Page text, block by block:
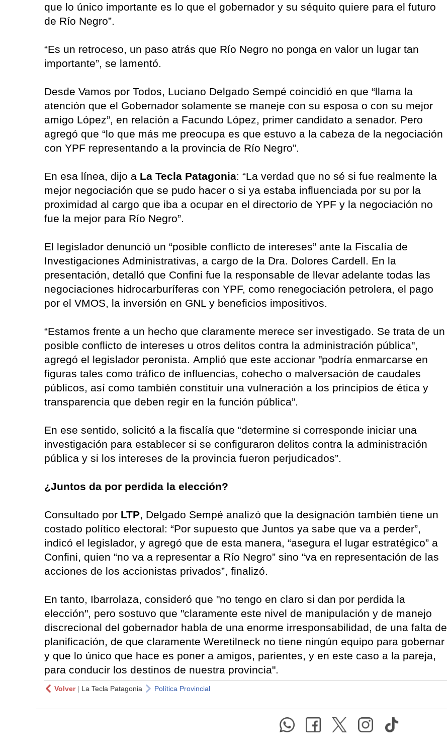
que lo único importante es lo que el gobernador y su séquito quiere para el futuro
de Río Negro”.
“Es un retroceso, un paso atrás que Río Negro no ponga en valor un lugar tan
importante”, se lamentó.
Desde Vamos por Todos, Luciano Delgado Sempé coincidió en que “llama la
atención que el Gobernador solamente se maneje con su esposa o con su mejor
amigo López”, en relación a Facundo López, primer candidato a senador. Pero
agregó que “lo que más me preocupa es que estuvo a la cabeza de la negociación
con YPF representando a la provincia de Río Negro”.
En esa línea, dijo a La Tecla Patagonia: “La verdad que no sé si fue realmente la
mejor negociación que se pudo hacer o si ya estaba influenciada por su por la
proximidad al cargo que iba a ocupar en el directorio de YPF y la negociación no
fue la mejor para Río Negro”.
El legislador denunció un “posible conflicto de intereses” ante la Fiscalía de
Investigaciones Administrativas, a cargo de la Dra. Dolores Cardell. En la
presentación, detalló que Confini fue la responsable de llevar adelante todas las
negociaciones hidrocarburíferas con YPF, como renegociación petrolera, el pago
por el VMOS, la inversión en GNL y beneficios impositivos.
“Estamos frente a un hecho que claramente merece ser investigado. Se trata de un
posible conflicto de intereses u otros delitos contra la administración pública",
agregó el legislador peronista. Amplió que este accionar "podría enmarcarse en
figuras tales como tráfico de influencias, cohecho o malversación de caudales
públicos, así como también constituir una vulneración a los principios de ética y
transparencia que deben regir en la función pública”.
En ese sentido, solicitó a la fiscalía que “determine si corresponde iniciar una
investigación para establecer si se configuraron delitos contra la administración
pública y si los intereses de la provincia fueron perjudicados”.
¿Juntos da por perdida la elección?
Consultado por LTP, Delgado Sempé analizó que la designación también tiene un
costado político electoral: “Por supuesto que Juntos ya sabe que va a perder”,
indicó el legislador, y agregó que de esta manera, “asegura el lugar estratégico” a
Confini, quien “no va a representar a Río Negro” sino “va en representación de las
acciones de los accionistas privados”, finalizó.
En tanto, Ibarrolaza, consideró que "no tengo en claro si dan por perdida la
elección", pero sostuvo que "claramente este nivel de manipulación y de manejo
discrecional del gobernador habla de una enorme irresponsabilidad, de una falta de
planificación, de que claramente Weretilneck no tiene ningún equipo para gobernar
y que lo único que hace es poner a amigos, parientes, y en este caso a la pareja,
para conducir los destinos de nuestra provincia".
Volver| La Tecla Patagonia Política Provincial